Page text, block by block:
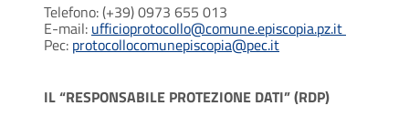
Telefono: (+39) 0973 655 013
E-mail: ufficioprotocollo@comune.episcopia.pz.it
Pec: protocollocomunepiscopia@pec.it
IL “RESPONSABILE PROTEZIONE DATI” (RDP)